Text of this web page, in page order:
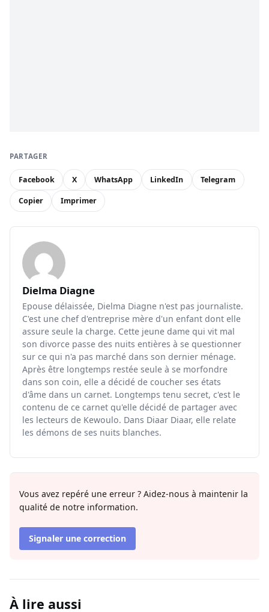
PARTAGER
Facebook X WhatsApp LinkedIn Telegram
Copier Imprimer
Dielma Diagne
Epouse délaissée, Dielma Diagne n'est pas journaliste.
C'est une chef d'entreprise mère d'un enfant dont elle
assure seule la charge. Cette jeune dame qui vit mal
son divorce passe des nuits entières à se questionner
sur ce qui n'a pas marché dans son dernier ménage.
Après être longtemps restée seule à se morfondre
dans son coin, elle a décidé de coucher ses états
d'âme dans un carnet. Longtemps tenu secret, c'est le
contenu de ce carnet qu'elle décidé de partager avec
les lecteurs de Kewoulo. Dans Diaar Diaar, elle relate
les démons de ses nuits blanches.
Vous avez repéré une erreur ? Aidez-nous à maintenir la
qualité de notre information.
Signaler une correction
À lire aussi